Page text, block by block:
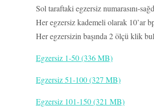
Sol taraftaki egzersiz numarasını-
Her egzersiz kademeli olarak 10’ar
Her egzersizin başında 2 ölçü klik
Egzersiz 1-50 (336 MB)
Egzersiz 51-100 (327 MB)
Egzersiz 101-150 (321 MB)